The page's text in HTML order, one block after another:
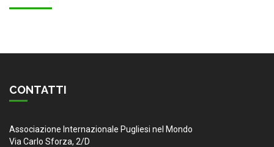
CONTATTI
Associazione Internazionale Pugliesi nel Mondo
Via Carlo Sforza, 2/D